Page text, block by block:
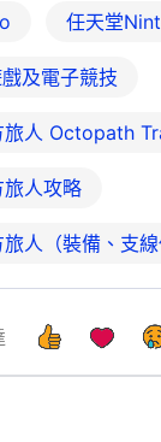
任天堂
及電子競技
旅人 Octopath
人攻略
人（裝備、支線